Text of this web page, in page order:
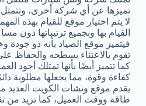
تميزها عن أي شركة أخرى، وتتمثل
لا يتم اختيار موقع للقيام بهذه
القيام بها وبجميع ترتيباتها دون
فيتميز موقع الصياد بأنه ذو جودة
تقوم بالاعتناء بسطحه والحفاظ
كما تتميز أيضًا بأنها تمتلك أجود
كفاءة وقوة، مما يجعلها مطلوبة
يقدم موقع ونشات الكويت العديد
طاقة ووقت العميل، كما تزيد من